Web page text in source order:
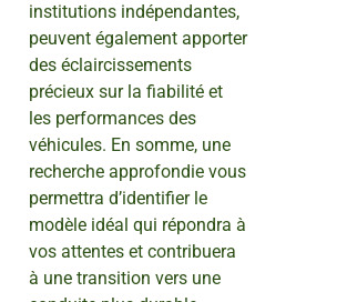
institutions indépendantes,
peuvent également apporter
des éclaircissements
précieux sur la fiabilité et
les performances des
véhicules. En somme, une
recherche approfondie vous
permettra d’identifier le
modèle idéal qui répondra à
vos attentes et contribuera
à une transition vers une